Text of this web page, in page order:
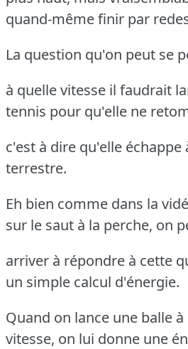
quand-même finir par
La question qu'on peut se
à quelle vitesse il faudrait
tennis pour qu'elle ne
c'est à dire qu'elle
terrestre.
Eh bien comme dans la
sur le saut à la perche, on
arriver à répondre à cette
un simple calcul d'énergie.
Quand on lance une balle
vitesse, on lui donne une